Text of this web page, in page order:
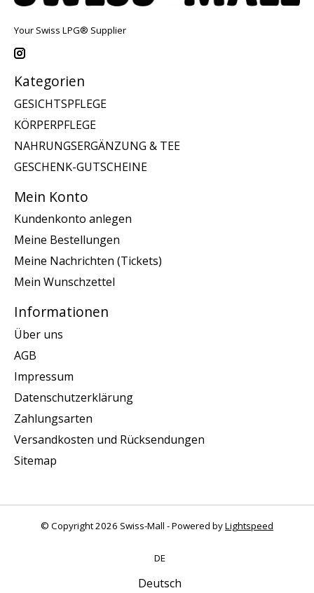
Your Swiss LPG® Supplier
Kategorien
GESICHTSPFLEGE
KÖRPERPFLEGE
NAHRUNGSERGÄNZUNG & TEE
GESCHENK-GUTSCHEINE
Mein Konto
Kundenkonto anlegen
Meine Bestellungen
Meine Nachrichten (Tickets)
Mein Wunschzettel
Informationen
Über uns
AGB
Impressum
Datenschutzerklärung
Zahlungsarten
Versandkosten und Rücksendungen
Sitemap
© Copyright 2026 Swiss-Mall - Powered byLightspeed
DE
Deutsch